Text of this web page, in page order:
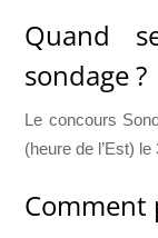
Quand
sondage ?
Le concours
(heure de l’Est) le
Comment